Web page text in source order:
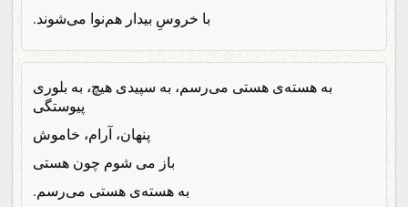
با خروسِ بیدار هم‌نوا می‌شوند.
به هسته‌ی هستی می‌رسم، به سپیدی هیچ، به بلوری
پیوستگی
پنهان، آرام، خاموش
باز می شوم چون هستی
به هسته‌ی هستی می‌رسم.